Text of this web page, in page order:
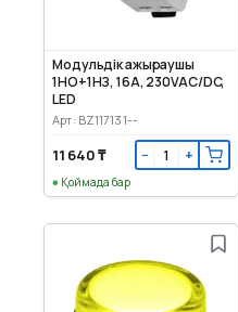
Модульдік ажыраушы
1НО+1НЗ, 16А, 230VAC/DC,
LED
Арт: BZ117131--
11 640 ₸ − +
Қоймада бар